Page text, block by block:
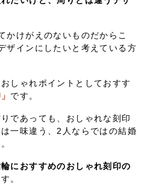
かけがえのないものだからこ
ザインにしたいと考えている方
しゃれポイントとしておすす
です。
であっても、おしゃれな刻印
一味違う、2人ならではの結婚
におすすめのおしゃれ刻印の
。